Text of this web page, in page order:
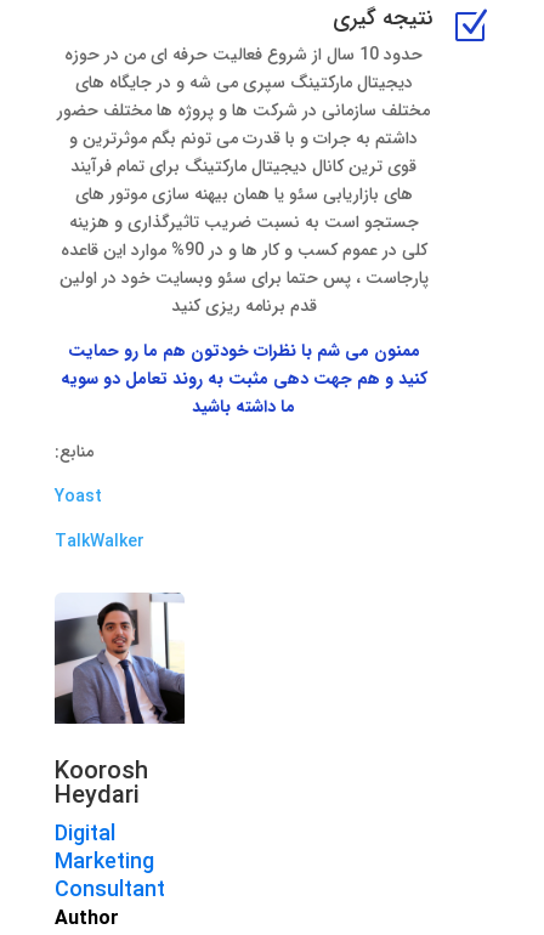
Z نتیجه گیری
حدود 10 سال از شروع فعالیت حرفه ای من در حوزه
دیجیتال مارکتینگ سپری می شه و در جایگاه های
مختلف سازمانی در شرکت ها و پروژه ها مختلف حضور
داشتم به جرات و با قدرت می تونم بگم موثرترین و
قوی ترین کانال دیجیتال مارکتینگ برای تمام فرآیند
های بازاریابی سئو یا همان بیهنه سازی موتور های
جستجو است به نسبت ضریب تاثیرگذاری و هزینه
کلی در عموم کسب و کار ها و در 90% موارد این قاعده
پارجاست ، پس حتما برای سئو وبسایت خود در اولین
قدم برنامه ریزی کنید
ممنون می شم با نظرات خودتون هم ما رو حمایت
کنید و هم جهت دهی مثبت به روند تعامل دو سویه
ما داشته باشید
منابع:
Yoast
TalkWalker
Koorosh
Heydari
Digital
Marketing
Consultant
Author